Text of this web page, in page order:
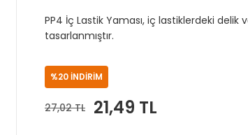
PP4 İç Lastik Yaması, iç lastiklerdeki
tasarlanmıştır.
%20 İNDİRİM
27,02 TL 21,49 TL